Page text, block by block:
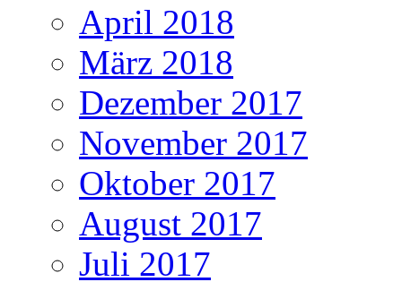
April 2018
März 2018
Dezember 2017
November 2017
Oktober 2017
August 2017
Juli 2017